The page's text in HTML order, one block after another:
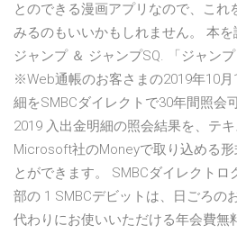
とのできる漫画アプリなので、これ
みるのもいいかもしれません。 本
ジャンプ ＆ ジャンプSQ. 「ジャン
※Web通帳のお客さまの2019年10
細をSMBCダイレクトで30年間照会
2019 入出金明細の照会結果を、テ
Microsoft社のMoneyで取り込める
とができます。 SMBCダイレクト
部の 1 SMBCデビットは、日ごろの
代わりにお使いいただける年会費無